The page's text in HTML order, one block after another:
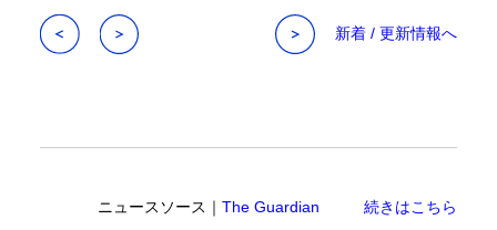
新着 / 更新情報へ
ニュースソース｜The Guardian 続きはこちら